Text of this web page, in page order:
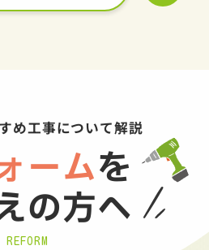
め工事について解説
ームを
の方へ
REFORM